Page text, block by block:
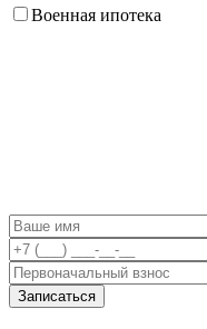
Военная ипотека